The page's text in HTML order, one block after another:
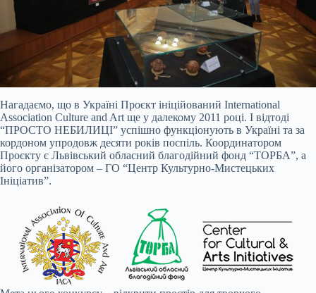
Нагадаємо, що в Україні Проєкт ініційований International
Association Culture and Art ще у далекому 2011 році. І відтоді
“ПРОСТО НЕБИЛИЦІ” успішно функціонують в Україні та за
кордоном упродовж десяти років поспіль. Координатором
Проєкту є Львівський обласний благодійний фонд “ТОРБА”, а
його організатором – ГО “Центр Культурно-Мистецьких
Ініціатив”.